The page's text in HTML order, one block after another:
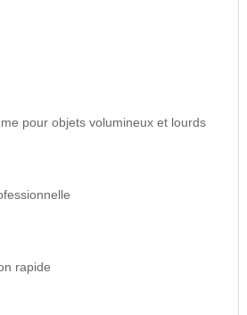
pour objets volumineux et lourds
rapide